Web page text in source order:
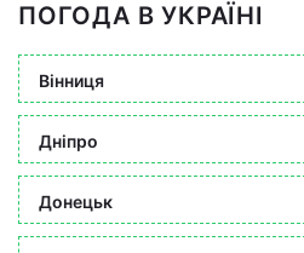
ПОГОДА В УКРАЇНІ
Вінниця
Дніпро
Донецьк